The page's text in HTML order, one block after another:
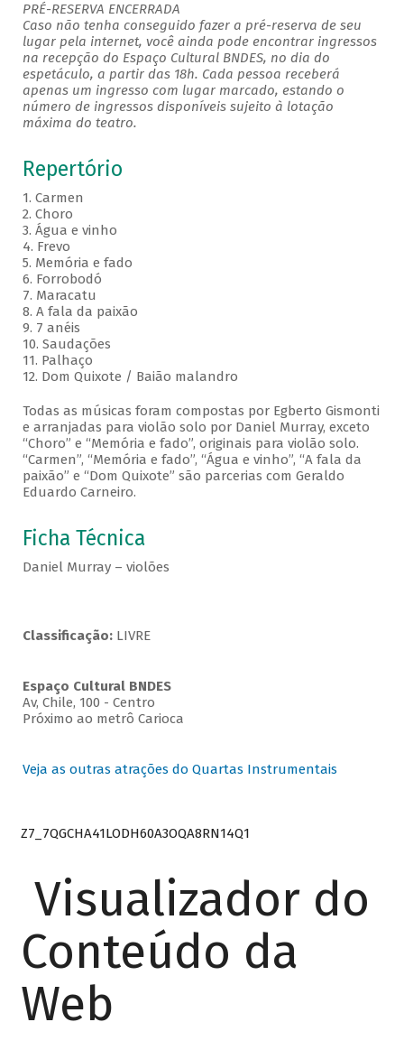
PRÉ-RESERVA ENCERRADA
Caso não tenha conseguido fazer a pré-reserva de seu
lugar pela internet, você ainda pode encontrar ingressos
na recepção do Espaço Cultural BNDES, no dia do
espetáculo, a partir das 18h. Cada pessoa receberá
apenas um ingresso com lugar marcado, estando o
número de ingressos disponíveis sujeito à lotação
máxima do teatro.
Repertório
1. Carmen
2. Choro
3. Água e vinho
4. Frevo
5. Memória e fado
6. Forrobodó
7. Maracatu
8. A fala da paixão
9. 7 anéis
10. Saudações
11. Palhaço
12. Dom Quixote / Baião malandro
Todas as músicas foram compostas por Egberto Gismonti
e arranjadas para violão solo por Daniel Murray, exceto
“Choro” e “Memória e fado”, originais para violão solo.
“Carmen”, “Memória e fado”, “Água e vinho”, “A fala da
paixão” e “Dom Quixote” são parcerias com Geraldo
Eduardo Carneiro.
Ficha Técnica
Daniel Murray – violões
Classificação: LIVRE
Espaço Cultural BNDES
Av, Chile, 100 - Centro
Próximo ao metrô Carioca
Veja as outras atrações do Quartas Instrumentais
Z7_7QGCHA41LODH60A3OQA8RN14Q1
Visualizador do
Conteúdo da
Web